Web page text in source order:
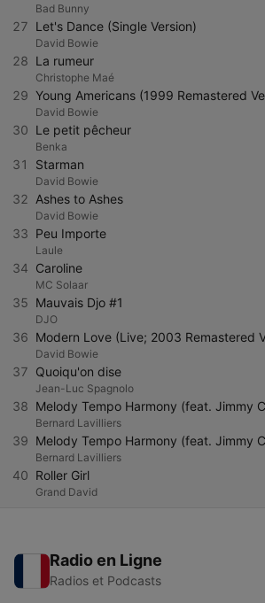
Bad Bunny
27 Let's Dance (Single Version)
David Bowie
28 La rumeur
Christophe Maé
29 Young Americans (1999 Remastered
David Bowie
30 Le petit pêcheur
Benka
31 Starman
David Bowie
32 Ashes to Ashes
David Bowie
33 Peu Importe
Laule
34 Caroline
MC Solaar
35 Mauvais Djo #1
DJO
36 Modern Love (Live; 2003 Remastered
David Bowie
37 Quoiqu'on dise
Jean-Luc Spagnolo
38 Melody Tempo Harmony (feat. Jimmy
Bernard Lavilliers
39 Melody Tempo Harmony (feat. Jimmy
Bernard Lavilliers
40 Roller Girl
Grand David
Radio en Ligne
Radios et Podcasts